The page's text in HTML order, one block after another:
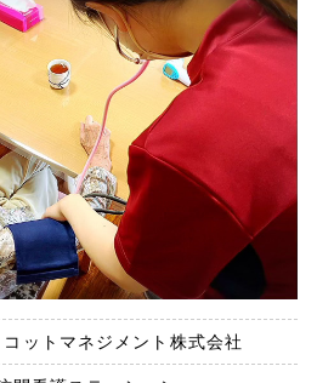
コットマネジメント株式会社